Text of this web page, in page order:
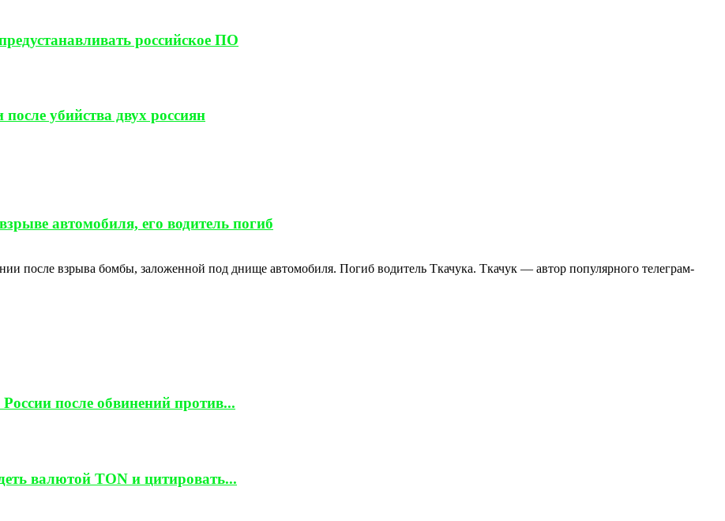
российское ПО
убийства двух россиян
автомобиля, его водитель погиб
после взрыва бомбы, заложенной под днище автомобиля. Погиб водитель Ткачука. Ткачук — автор популярного телеграм-
после обвинений против...
валютой TON и цитировать...